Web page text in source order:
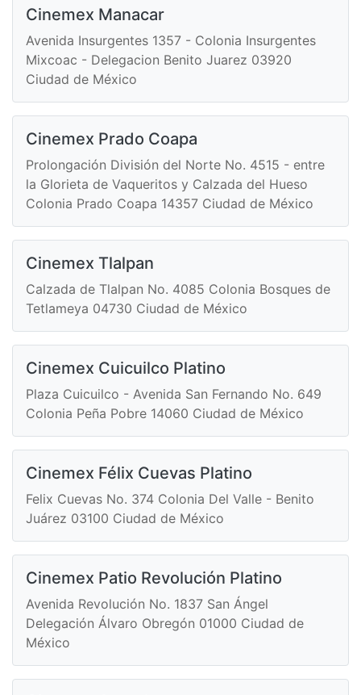
Cinemex Manacar
Avenida Insurgentes 1357 - Colonia Insurgentes
Mixcoac - Delegacion Benito Juarez 03920
Ciudad de México
Cinemex Prado Coapa
Prolongación División del Norte No. 4515 - entre
la Glorieta de Vaqueritos y Calzada del Hueso
Colonia Prado Coapa 14357 Ciudad de México
Cinemex Tlalpan
Calzada de Tlalpan No. 4085 Colonia Bosques de
Tetlameya 04730 Ciudad de México
Cinemex Cuicuilco Platino
Plaza Cuicuilco - Avenida San Fernando No. 649
Colonia Peña Pobre 14060 Ciudad de México
Cinemex Félix Cuevas Platino
Felix Cuevas No. 374 Colonia Del Valle - Benito
Juárez 03100 Ciudad de México
Cinemex Patio Revolución Platino
Avenida Revolución No. 1837 San Ángel
Delegación Álvaro Obregón 01000 Ciudad de
México